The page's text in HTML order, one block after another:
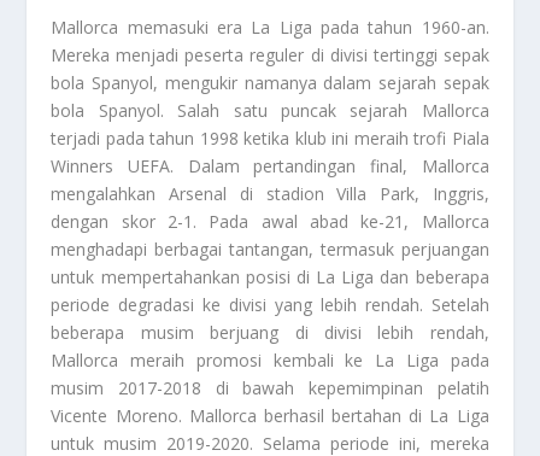
Mallorca memasuki era La Liga pada tahun 1960-an.
Mereka menjadi peserta reguler di divisi tertinggi sepak
bola Spanyol, mengukir namanya dalam sejarah sepak
bola Spanyol. Salah satu puncak sejarah Mallorca
terjadi pada tahun 1998 ketika klub ini meraih trofi Piala
Winners UEFA. Dalam pertandingan final, Mallorca
mengalahkan Arsenal di stadion Villa Park, Inggris,
dengan skor 2-1. Pada awal abad ke-21, Mallorca
menghadapi berbagai tantangan, termasuk perjuangan
untuk mempertahankan posisi di La Liga dan beberapa
periode degradasi ke divisi yang lebih rendah. Setelah
beberapa musim berjuang di divisi lebih rendah,
Mallorca meraih promosi kembali ke La Liga pada
musim 2017-2018 di bawah kepemimpinan pelatih
Vicente Moreno. Mallorca berhasil bertahan di La Liga
untuk musim 2019-2020. Selama periode ini, mereka